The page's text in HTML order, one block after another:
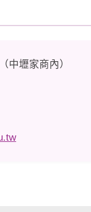
中壢家商內）